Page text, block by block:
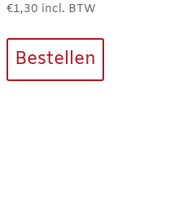
€1,30 incl. BTW
Bestellen